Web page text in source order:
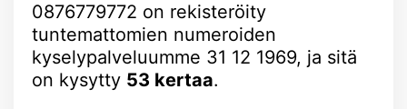
0876779772 on rekisteröity
tuntemattomien numeroiden
kyselypalveluumme 31 12 1969, ja sitä
on kysytty 53 kertaa.